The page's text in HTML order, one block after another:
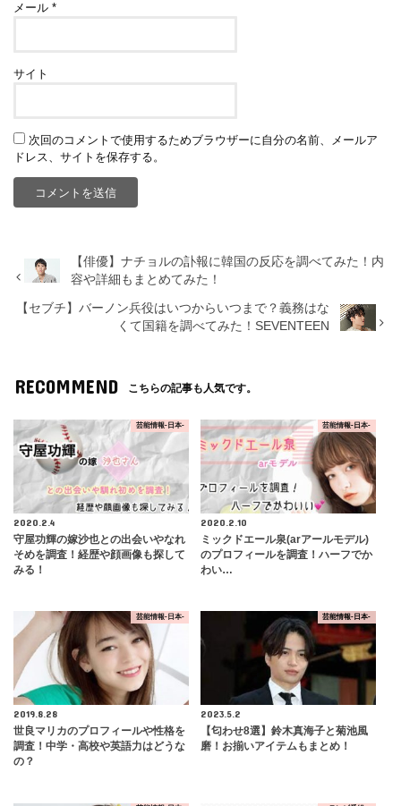
メール*
サイト
次回のコメントで使用するためブラウザーに自分の名前、メールア
ドレス、サイトを保存する。
【俳優】ナチョルの訃報に韓国の反応を調べてみた！内
容や詳細もまとめてみた！
【セブチ】バーノン兵役はいつからいつまで？義務はな
くて国籍を調べてみた！SEVENTEEN
RECOMMEND こちらの記事も人気です。
芸能情報-日本-
2020.2.4
守屋功輝の嫁沙也との出会いやなれ
そめを調査！経歴や顔画像も探して
みる！
芸能情報-日本-
2020.2.10
ミックドエール泉(arアールモデル)
のプロフィールを調査！ハーフでか
わい…
芸能情報-日本-
2019.8.28
世良マリカのプロフィールや性格を
調査！中学・高校や英語力はどうな
の？
芸能情報-日本-
2023.5.2
【匂わせ8選】鈴木真海子と菊池風
磨！お揃いアイテムもまとめ！